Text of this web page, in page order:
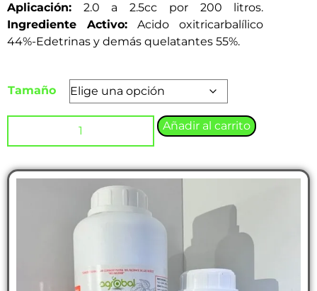
Aplicación: 2.0 a 2.5cc por 200 litros.
Ingrediente Activo: Acido oxitricarbalílico
44%-Edetrinas y demás quelatantes 55%.
Tamaño
Añadir al carrito